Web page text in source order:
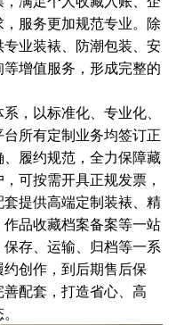
服务更加规范专业。除
业装裱、防潮包装、安
增值服务，形成完整的
，以标准化、专业化、
所有定制业务均签订正
履约规范，全力保障藏
可按需开具正规发票，
提供高端定制装裱、精
品收藏档案备案等一站
存、运输、归档等一系
创作，到后期售后保
配套，打造省心、高